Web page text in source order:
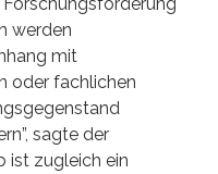
werden
mit
oder fachlichen
sagte der
ist zugleich ein